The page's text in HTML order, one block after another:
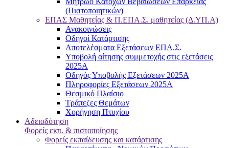
(Πιστοποιητικών)
ΕΠΑΣ Μαθητείας & Π.ΕΠΑ.Σ. μαθητείας (Δ.ΥΠ.Α)
Ανακοινώσεις
Oδηγοί Κατάρτισης
Αποτελέσματα Εξετάσεων ΕΠΑ.Σ.
Υποβολή αίτησης συμμετοχής στις εξετάσεις
2025Α
Οδηγός Υποβολής Εξετάσεων 2025A
Πληροφορίες Εξετάσεων 2025Α
Θεσμικό Πλαίσιο
Τράπεζες Θεμάτων
Χορήγηση Πτυχίου
Αδειοδότηση
Φορείς εκπ. & πιστοποίησης
Φορείς εκπαίδευσης και κατάρτισης